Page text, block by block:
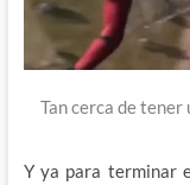
Tan cerca de
Y ya para terminar